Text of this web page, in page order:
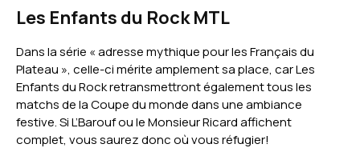
Les Enfants du Rock MTL
Dans la série « adresse mythique pour les Français du
Plateau », celle-ci mérite amplement sa place, car Les
Enfants du Rock retransmettront également tous les
matchs de la Coupe du monde dans une ambiance
festive. Si L’Barouf ou le Monsieur Ricard affichent
complet, vous saurez donc où vous réfugier!